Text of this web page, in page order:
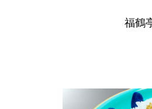
福鶴